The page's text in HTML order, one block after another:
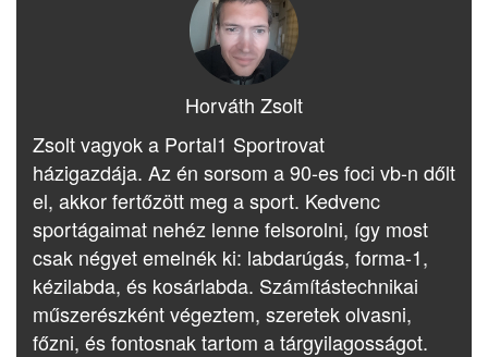
Horváth Zsolt
Zsolt vagyok a Portal1 Sportrovat
házigazdája. Az én sorsom a 90-es foci vb-n dőlt
el, akkor fertőzött meg a sport. Kedvenc
sportágaimat nehéz lenne felsorolni, így most
csak négyet emelnék ki: labdarúgás, forma-1,
kézilabda, és kosárlabda. Számítástechnikai
műszerészként végeztem, szeretek olvasni,
főzni, és fontosnak tartom a tárgyilagosságot.